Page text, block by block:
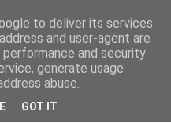
to deliver its services
and user-agent are
and security
generate usage
abuse.
GOT IT